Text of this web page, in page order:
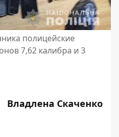
полицейские
7,62 калибра и 3
Владлена Скаченко